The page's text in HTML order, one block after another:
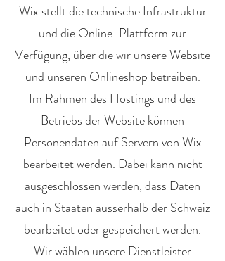
Wix stellt die technische Infrastruktur
und die Online-Plattform zur
Verfügung, über die wir unsere Website
und unseren Onlineshop betreiben.
Im Rahmen des Hostings und des
Betriebs der Website können
Personendaten auf Servern von Wix
bearbeitet werden. Dabei kann nicht
ausgeschlossen werden, dass Daten
auch in Staaten ausserhalb der Schweiz
bearbeitet oder gespeichert werden.
Wir wählen unsere Dienstleister